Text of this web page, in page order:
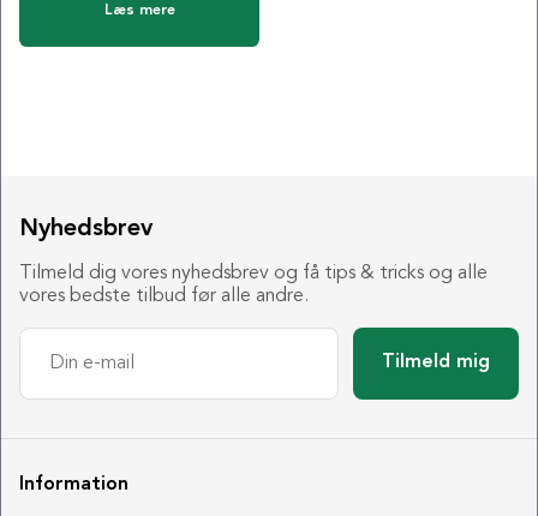
Læs mere
Nyhedsbrev
Tilmeld dig vores nyhedsbrev og få tips & tricks og alle
vores bedste tilbud før alle andre.
Tilmeld mig
Information